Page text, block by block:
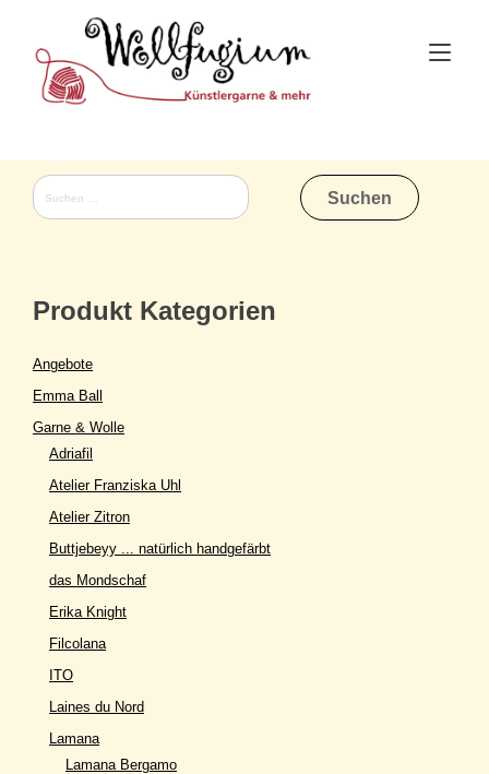
content
Suchen
nach:
Produkt Kategorien
Angebote
Emma Ball
Garne & Wolle
Adriafil
Atelier Franziska Uhl
Atelier Zitron
Buttjebeyy ... natürlich handgefärbt
das Mondschaf
Erika Knight
Filcolana
ITO
Laines du Nord
Lamana
Lamana Bergamo